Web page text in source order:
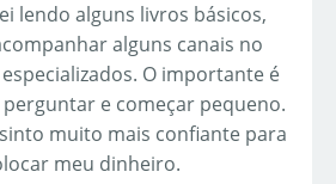
lendo alguns livros básicos,
alguns canais no
O importante é
e começar pequeno.
muito mais confiante para
meu dinheiro.